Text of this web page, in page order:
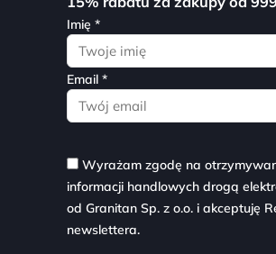
Imię *
Email *
Wyrażam zgodę na
informacji handlowych drogą
od Granitan Sp. z o.o. i akceptuję
newslettera.